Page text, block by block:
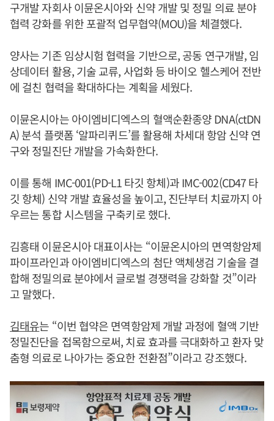
구개발 자회사 이뮨온시아와 신약 개발 및 정밀 의료 분야
협력 강화를 위한 포괄적 업무협약(MOU)을 체결했다.
양사는 기존 임상시험 협력을 기반으로, 공동 연구개발, 임
상데이터 활용, 기술 교류, 사업화 등 바이오 헬스케어 전반
에 걸친 협력을 확대하다는 계획을 세웠다.
이뮨온시아는 아이엠비디엑스의 혈액순환종양 DNA(ctDN
A) 분석 플랫폼 ‘알파리퀴드’를 활용해 차세대 항암 신약 연
구와 정밀진단 개발을 가속화한다.
이를 통해 IMC-001(PD-L1 타깃 항체)과 IMC-002(CD47 타
깃 항체) 신약 개발 효율성을 높이고, 진단부터 치료까지 아
우르는 통합 시스템을 구축키로 했다.
김흥태 이뮨온시아 대표이사는 “이뮨온시아의 면역항암제
파이프라인과 아이엠비디엑스의 첨단 액체생검 기술을 결
합해 정밀의료 분야에서 글로벌 경쟁력을 강화할 것”이라
고 말했다.
김태유는 “이번 협약은 면역항암제 개발 과정에 혈액 기반
정밀진단을 접목함으로써, 치료 효과를 극대화하고 환자 맞
춤형 의료로 나아가는 중요한 전환점”이라고 강조했다.